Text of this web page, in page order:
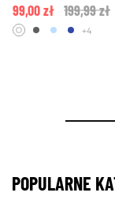
Price
199,99 zł
99,00 zł
+4
POPULARNE